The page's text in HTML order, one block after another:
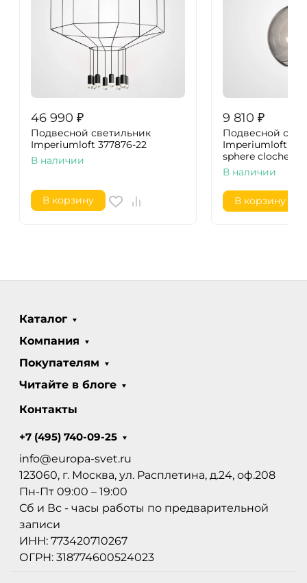
46 990 ₽
Подвесной светильник
Imperiumloft 377876-22
В наличии
В корзину
9 810 ₽
Подвесной
Imperiumloft
sphere cloche
В наличии
В корзину
Каталог
Компания
Покупателям
Читайте в блоге
Контакты
+7 (495) 740-09-25
info@europa-svet.ru
123060, г. Москва, ул. Расплетина, д.24, оф.208
Пн-Пт 09:00 – 19:00
Сб и Вс - часы работы по предварительной
записи
ИНН: 773420710267
ОГРН: 318774600524023